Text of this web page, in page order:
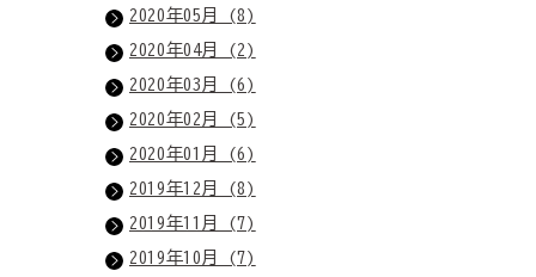
2020年05月 (8)
2020年04月 (2)
2020年03月 (6)
2020年02月 (5)
2020年01月 (6)
2019年12月 (8)
2019年11月 (7)
2019年10月 (7)